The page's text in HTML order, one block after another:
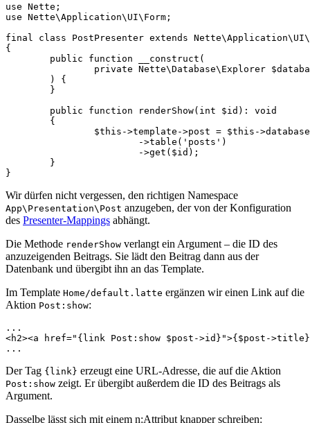
use Nette;
use Nette\Application\UI\Form;
final class PostPresenter extends
{
Wir dürfen nicht vergessen, den richtigen Namespace
App\Presentation\Post anzugeben, der von der Konfiguration
des Presenter-Mappings abhängt.
Die Methode renderShow verlangt ein Argument – die ID des
anzuzeigenden Beitrags. Sie lädt den Beitrag dann aus der
Datenbank und übergibt ihn an das Template.
Im Template Home/default.latte ergänzen wir einen Link auf die
Aktion Post:show:
...
<h2><a href="{link Post:show $post->id}">{$post-
Der Tag {link} erzeugt eine URL-Adresse, die auf die Aktion
Post:show zeigt. Er übergibt außerdem die ID des Beitrags als
Argument.
Dasselbe lässt sich mit einem n:Attribut knapper schreiben: